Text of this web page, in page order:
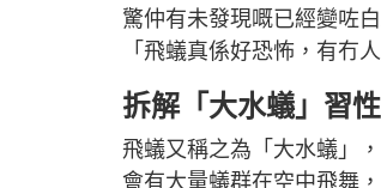
驚仲有未發現嘅已經變咗
「飛蟻真係好恐怖，有冇人
拆解「大水蟻」習
飛蟻又稱之為「大水蟻」
會有大量蟻群在空中飛舞